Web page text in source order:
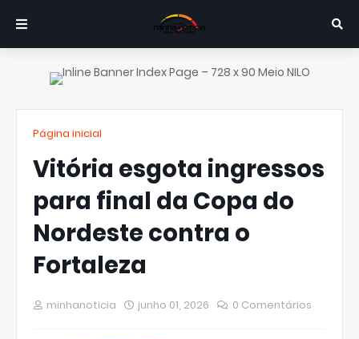
Página inicial
Vitória esgota ingressos
para final da Copa do
Nordeste contra o
Fortaleza
minhanoticia junho 01, 2026 0 Comentários